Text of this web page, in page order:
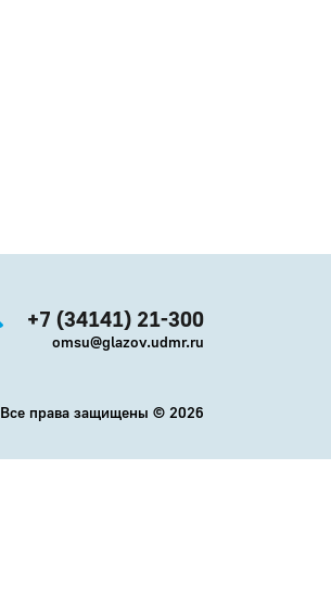
+7 (34141) 21-300
omsu@glazov.udmr.ru
Все права защищены © 2026